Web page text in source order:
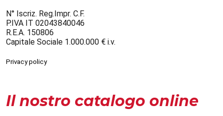
N° Iscriz. Reg.Impr. C.F.
P.IVA IT 02043840046
R.E.A. 150806
Capitale Sociale 1.000.000 € i.v.
Privacy policy
Il nostro catalogo online